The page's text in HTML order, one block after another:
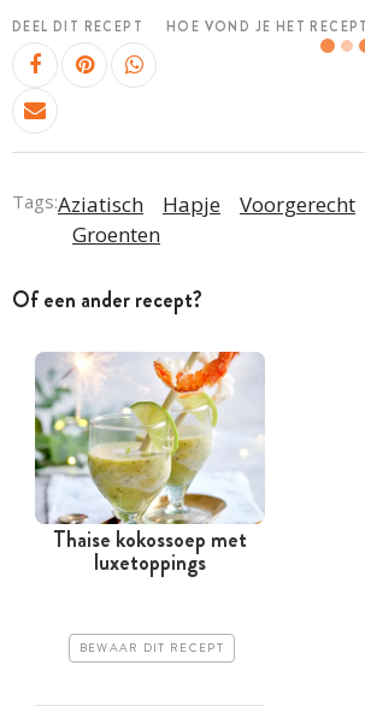
DEEL DIT RECEPT HOE VOND JE HET
Tags:Aziatisch Hapje Voorgerecht
Groenten
Of een ander recept?
Thaise kokossoep met
luxetoppings
BEWAAR DIT RECEPT